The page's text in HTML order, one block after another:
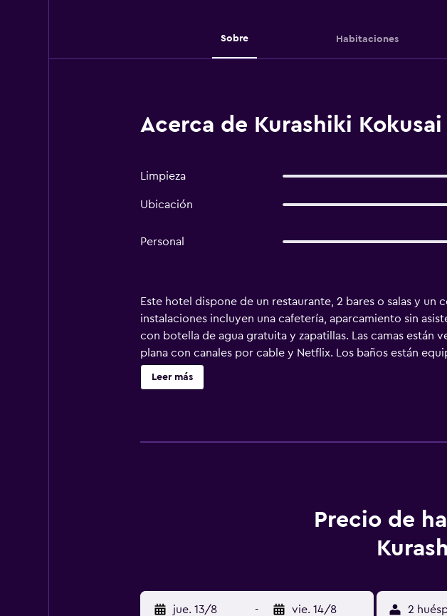
Sobre Habitaciones
Acerca de Kurashiki
Limpieza
Ubicación
Personal
Este hotel dispone de un restaurante, 2 bares o salas y
instalaciones incluyen una cafetería, aparcamiento sin
con botella de agua gratuita y zapatillas. Las camas están
plana con canales por cable y Netflix. Los baños están
higiene personal gratuitos y secador de pelo. Este hotel
personas de negocios incluyen escritorio y teléfono. Es
Leer más
Precio de
jue. 13/8 - vie. 14/8 2